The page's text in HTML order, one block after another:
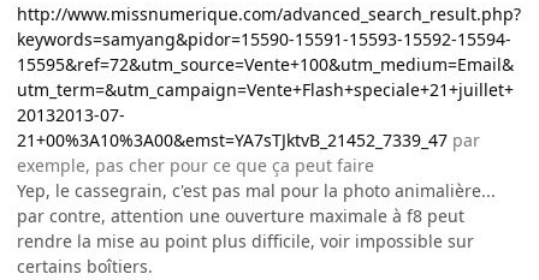
http://www.missnumerique.com/advanced_search_result.php?
keywords=samyang&pidor=15590-15591-15593-15592-15594-
15595&ref=72&utm_source=Vente+100&utm_medium=Email&
utm_term=&utm_campaign=Vente+Flash+speciale+21+juillet+
20132013-07-
21+00%3A10%3A00&emst=YA7sTJktvB_21452_7339_47 par
exemple, pas cher pour ce que ça peut faire
Yep, le cassegrain, c'est pas mal pour la photo animalière...
par contre, attention une ouverture maximale à f8 peut
rendre la mise au point plus difficile, voir impossible sur
certains boîtiers.